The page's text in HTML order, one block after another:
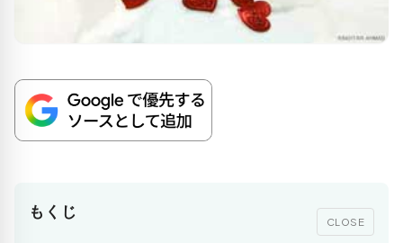
もくじ
CLOSE